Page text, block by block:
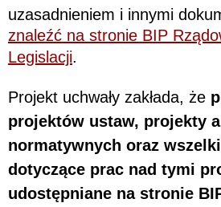
uzasadnieniem i innymi
znaleźć na stronie BIP
Legislacji.
Projekt uchwały zakłada, że
projektów ustaw, projekty
normatywnych oraz
dotyczące prac nad tymi
udostępniane na stronie